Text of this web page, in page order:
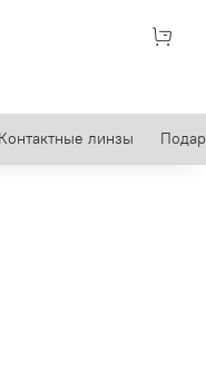
Контактные линзы